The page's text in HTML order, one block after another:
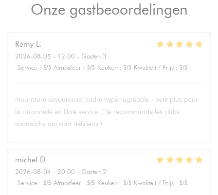
Onze gastbeoordelingen
Rémy L
2026-08-05 - 12:00 - Gasten 3
Service : 5/5 Atmosfeer : 5/5 Keuken : 5/5 Kwaliteit / Prijs : 5/5
Nourriture savoureuse, cadre hyper agréable - petit plus pour
la citronnelle en libre service :) Je recommande les clubs
sandwichs qui sont délicieux !
michel D
2026-08-04 - 20:00 - Gasten 2
Service : 5/5 Atmosfeer : 5/5 Keuken : 5/5 Kwaliteit / Prijs : 5/5